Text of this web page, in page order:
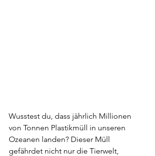
Wusstest du, dass jährlich Millionen
von Tonnen Plastikmüll in unseren
Ozeanen landen? Dieser Müll
gefährdet nicht nur die Tierwelt,